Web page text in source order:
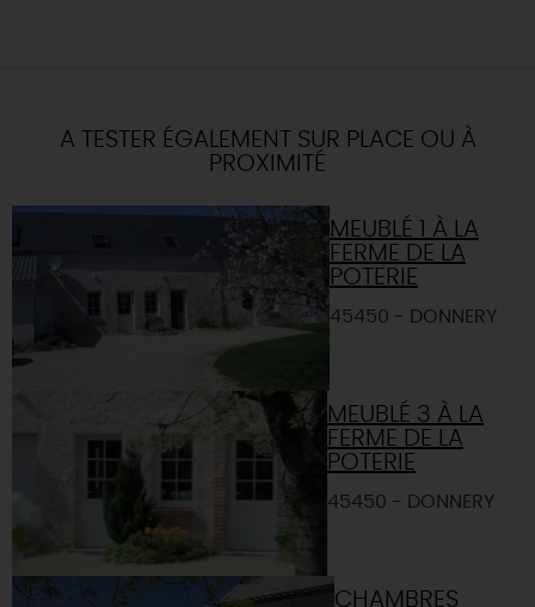
A TESTER ÉGALEMENT SUR PLACE OU À
PROXIMITÉ
MEUBLÉ 1 À LA
FERME DE LA
POTERIE
45450 - DONNERY
MEUBLÉ 3 À LA
FERME DE LA
POTERIE
45450 - DONNERY
CHAMBRES